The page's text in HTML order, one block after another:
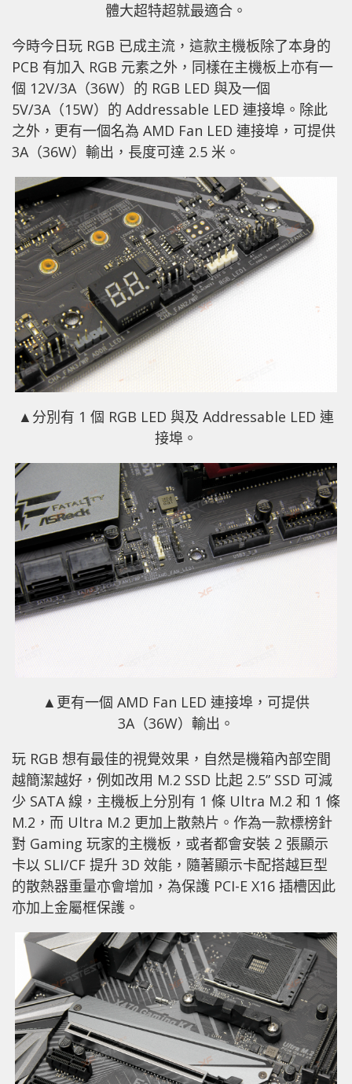
體大超特超就最適合。
今時今日玩 RGB 已成主流，這款主機板除了本身的
PCB 有加入 RGB 元素之外，同樣在主機板上亦有一
個 12V/3A（36W）的 RGB LED 與及一個
5V/3A（15W）的 Addressable LED 連接埠。除此
之外，更有一個名為 AMD Fan LED 連接埠，可提供
3A（36W）輸出，長度可達 2.5 米。
▲分別有 1 個 RGB LED 與及 Addressable LED 連
接埠。
▲更有一個 AMD Fan LED 連接埠，可提供
3A（36W）輸出。
玩 RGB 想有最佳的視覺效果，自然是機箱內部空間
越簡潔越好，例如改用 M.2 SSD 比起 2.5” SSD 可減
少 SATA 線，主機板上分別有 1 條 Ultra M.2 和 1 條
M.2，而 Ultra M.2 更加上散熱片。作為一款標榜針
對 Gaming 玩家的主機板，或者都會安裝 2 張顯示
卡以 SLI/CF 提升 3D 效能，隨著顯示卡配搭越巨型
的散熱器重量亦會增加，為保護 PCI-E X16 插槽因此
亦加上金屬框保護。